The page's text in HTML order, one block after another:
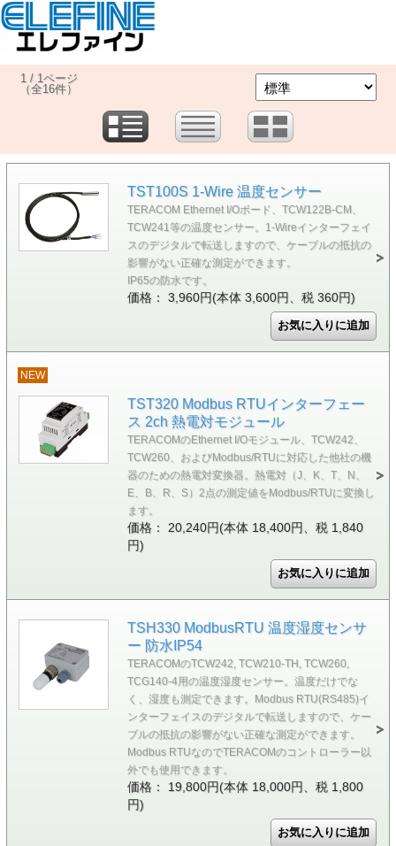
1 / 1ページ
（全16件）
TST100S 1-Wire 温度センサー
TERACOM Ethernet I/Oボード、TCW122B-CM、
TCW241等の温度センサー。1-Wireインターフェイ
スのデジタルで転送しますので、ケーブルの抵抗の
影響がない正確な測定ができます。
IP65の防水です。
価格： 3,960円(本体 3,600円、税 360円)
NEW
TST320 Modbus RTUインターフェー
ス 2ch 熱電対モジュール
TERACOMのEthernet I/Oモジュール、TCW242、
TCW260、およびModbus/RTUに対応した他社の機
器のための熱電対変換器。熱電対（J、K、T、N、
E、B、R、S）2点の測定値をModbus/RTUに変換し
ます。
価格： 20,240円(本体 18,400円、税 1,840
円)
TSH330 ModbusRTU 温度湿度センサ
ー 防水IP54
TERACOMのTCW242, TCW210-TH, TCW260,
TCG140-4用の温度湿度センサー。温度だけでな
く、湿度も測定できます。Modbus RTU(RS485)イ
ンターフェイスのデジタルで転送しますので、ケー
ブルの抵抗の影響がない正確な測定ができます。
Modbus RTUなのでTERACOMのコントローラー以
外でも使用できます。
価格： 19,800円(本体 18,000円、税 1,800
円)